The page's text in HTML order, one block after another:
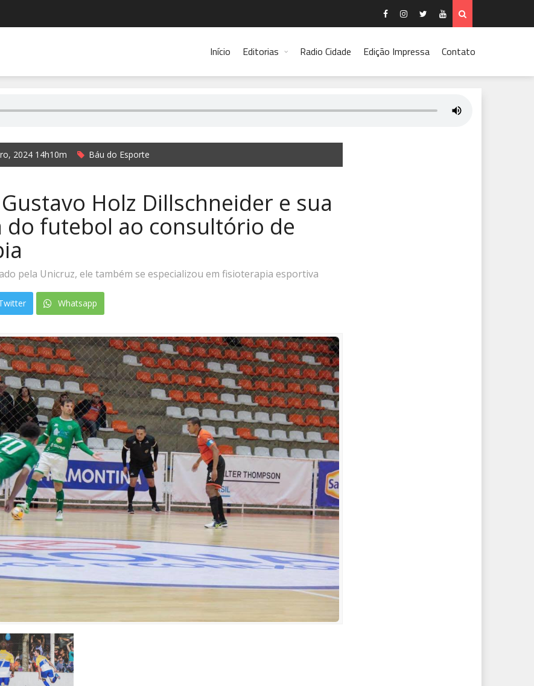
Início Editorias Radio Cidade Edição Impressa Contato
2024 14h10m Báu do Esporte
Holz Dillschneider e sua
futebol ao consultório de
pela Unicruz, ele também se especializou em fisioterapia esportiva
Whatsapp